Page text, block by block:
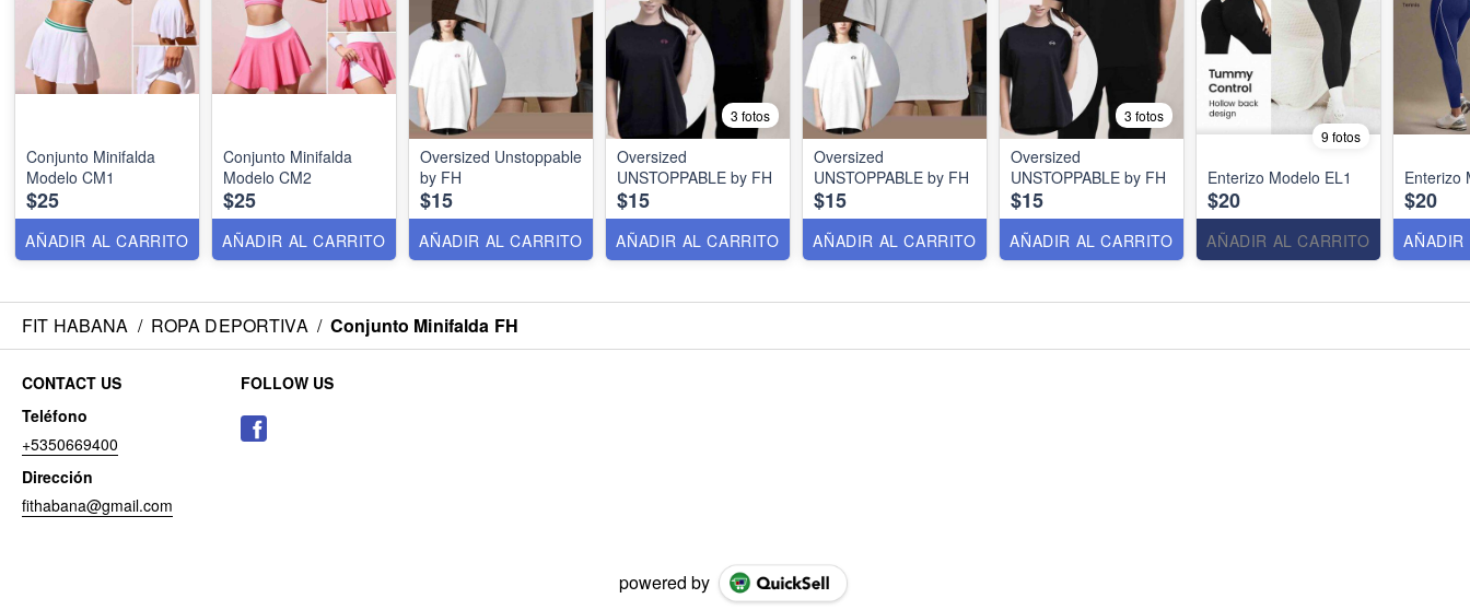
Conjunto Minifalda
Modelo CM1
$25
AÑADIR AL CARRITO
Conjunto Minifalda
Modelo CM2
$25
AÑADIR AL CARRITO
Oversized Unstoppable
by FH
$15
AÑADIR AL CARRITO
3 fotos
Oversized
UNSTOPPABLE by FH
$15
AÑADIR AL CARRITO
Oversized
UNSTOPPABLE by FH
$15
AÑADIR AL CARRITO
3 fotos
Oversized
UNSTOPPABLE by FH
$15
AÑADIR AL CARRITO
9 fotos
Enterizo Modelo EL1
$20
AÑADIR AL CARRITO
Enterizo
$20
AÑADIR
FIT HABANA / ROPA DEPORTIVA / Conjunto Minifalda FH
CONTACT US
Teléfono
+5350669400
Dirección
fithabana@gmail.com
FOLLOW US
powered by